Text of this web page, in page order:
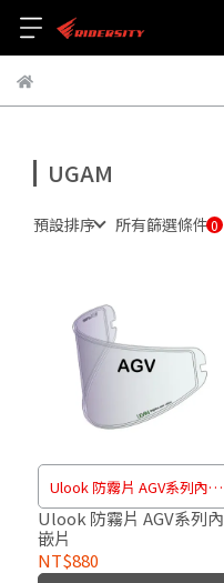
UGAM
預設排序 所有篩選條件
Ulook 防霧片 AGV系列內嵌
片
Ulook 防霧片 AGV系列內
嵌片
NT$880